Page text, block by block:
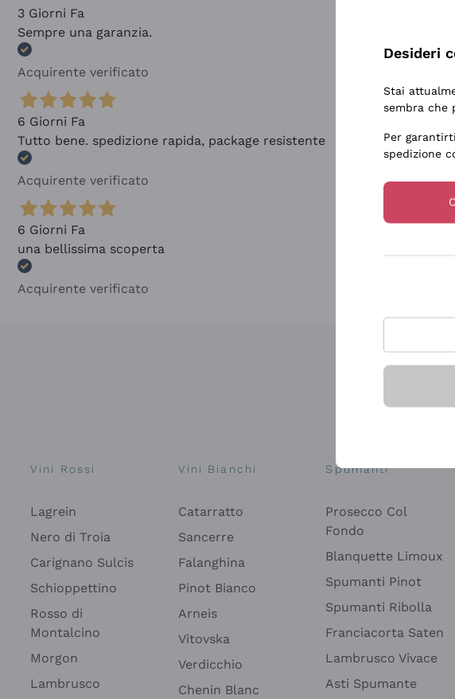
3 Giorni Fa
Sempre una garanzia.
Acquirente verificato
6 Giorni Fa
Tutto bene. spedizione rapida, package resistente
Acquirente verificato
6 Giorni Fa
una bellissima scoperta
Acquirente verificato
Vini Rossi
Lagrein
Nero di Troia
Carignano Sulcis
Schioppettino
Rosso di
Montalcino
Morgon
Lambrusco
Vini Bianchi
Catarratto
Sancerre
Falanghina
Pinot Bianco
Arneis
Vitovska
Verdicchio
Chenin Blanc
Spumanti
Prosecco Col
Fondo
Blanquette Limoux
Spumanti Pinot
Spumanti Ribolla
Franciacorta Saten
Lambrusco Vivace
Asti Spumante
Desideri
Stai
sembra che
Per
spedizione